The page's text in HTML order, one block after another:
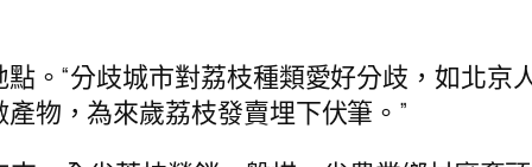
。“分歧城市對荔枝種類愛好分歧，如北京
物，為來歲荔枝發賣埋下伏筆。”